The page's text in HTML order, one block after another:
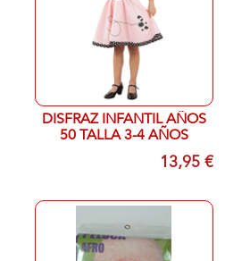
DISFRAZ INFANTIL AÑOS
50 TALLA 3-4 AÑOS
13,95 €